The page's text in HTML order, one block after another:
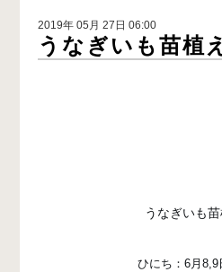
2019年 05月 27日 06:00
うなぎいも苗植
うなぎいも苗
ひにち：6月8,9